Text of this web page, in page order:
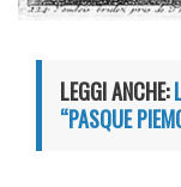
LEGGI ANCHE:
“PASQUE